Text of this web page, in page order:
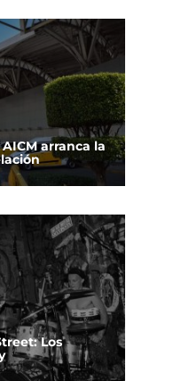
arranca la
Los